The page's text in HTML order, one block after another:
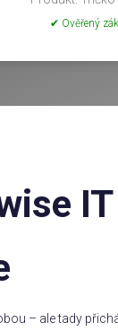
✔ Ověřený
IT
– ale tady